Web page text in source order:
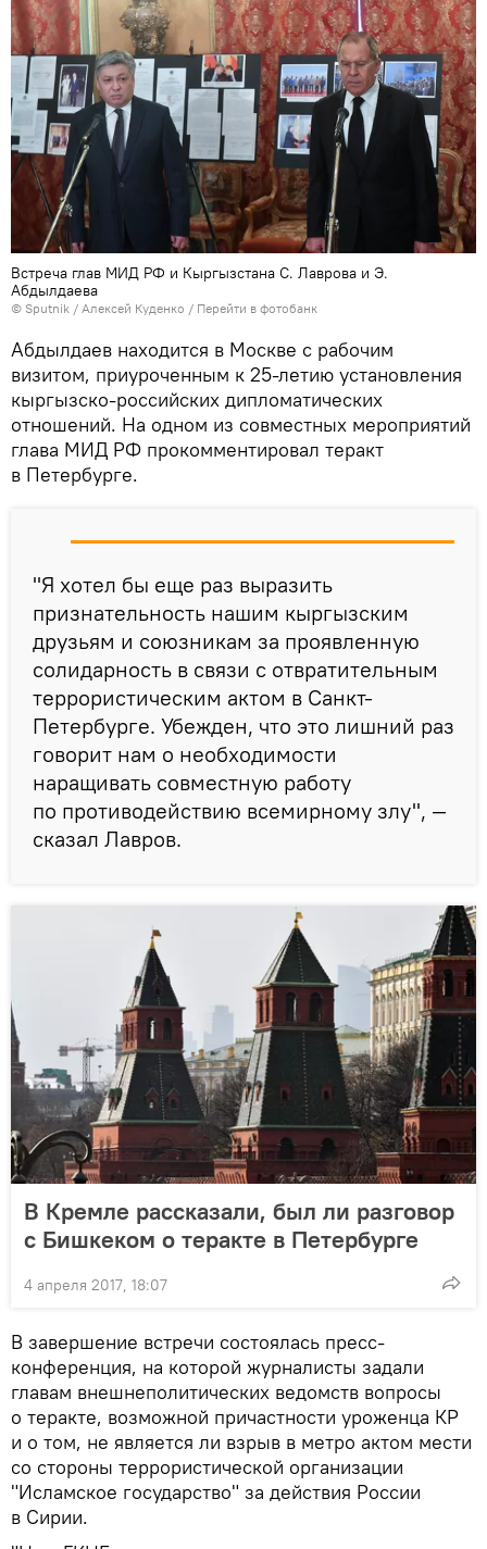
Встреча глав МИД РФ и Кыргызстана С. Лаврова и Э.
Абдылдаева
© Sputnik / Алексей Куденко / Перейти в фотобанк
Абдылдаев находится в Москве с рабочим
визитом, приуроченным к 25-летию установления
кыргызско-российских дипломатических
отношений. На одном из совместных мероприятий
глава МИД РФ прокомментировал теракт
в Петербурге.
"Я хотел бы еще раз выразить
признательность нашим кыргызским
друзьям и союзникам за проявленную
солидарность в связи с отвратительным
террористическим актом в Санкт-
Петербурге. Убежден, что это лишний раз
говорит нам о необходимости
наращивать совместную работу
по противодействию всемирному злу", —
сказал Лавров.
В Кремле рассказали, был ли разговор
с Бишкеком о теракте в Петербурге
4 апреля 2017, 18:07
В завершение встречи состоялась пресс-
конференция, на которой журналисты задали
главам внешнеполитических ведомств вопросы
о теракте, возможной причастности уроженца КР
и о том, не является ли взрыв в метро актом мести
со стороны террористической организации
"Исламское государство" за действия России
в Сирии.